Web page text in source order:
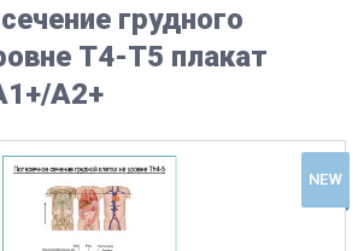
грудного
Т4-Т5 плакат
А2+
NEW